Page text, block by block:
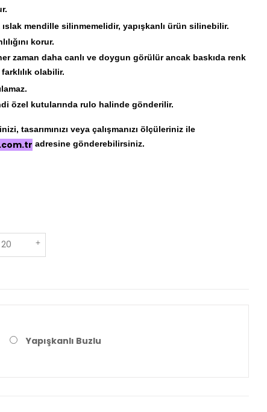
mendille silinmemelidir, yapışkanlı ürün silinebilir.
korur.
zaman daha canlı ve doygun görülür ancak baskıda renk
olabilir.
özel kutularında rulo halinde gönderilir.
tasarımınızı veya çalışmanızı ölçüleriniz ile
adresine gönderebilirsiniz.
Yapışkanlı Buzlu